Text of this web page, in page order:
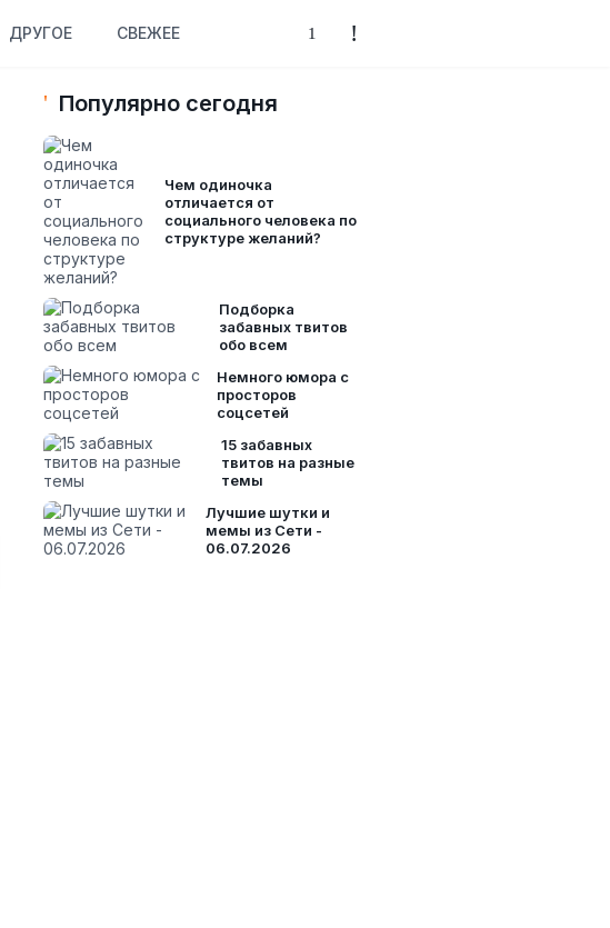
ДРУГОЕ СВЕЖЕЕ
Популярно сегодня
Чем одиночка
отличается от
социального человека по
структуре желаний?
Подборка
забавных твитов
обо всем
Немного юмора с
просторов
соцсетей
15 забавных
твитов на разные
темы
Лучшие шутки и
мемы из Сети -
06.07.2026